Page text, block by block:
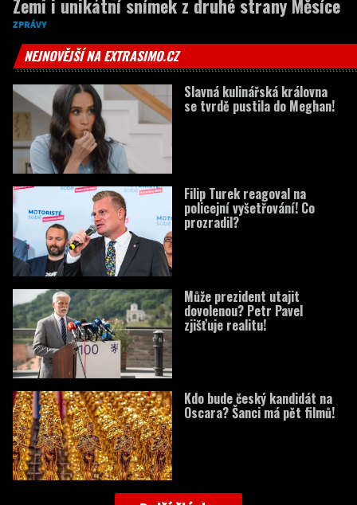
Zemi i unikátní snímek z druhé strany Měsíce
ZPRÁVY
NEJNOVĚJŠÍ NA EXTRASIMO.CZ
Slavná kulinářská královna
se tvrdě pustila do Meghan!
Filip Turek reagoval na
policejní vyšetřování! Co
prozradil?
Může prezident utajit
dovolenou? Petr Pavel
zjišťuje realitu!
Kdo bude český kandidát na
Oscara? Šanci má pět filmů!